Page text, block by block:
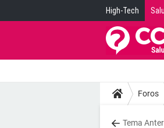
High-Tech
Foros
Tema